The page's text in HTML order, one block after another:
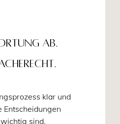
ab.
klar und
sind.